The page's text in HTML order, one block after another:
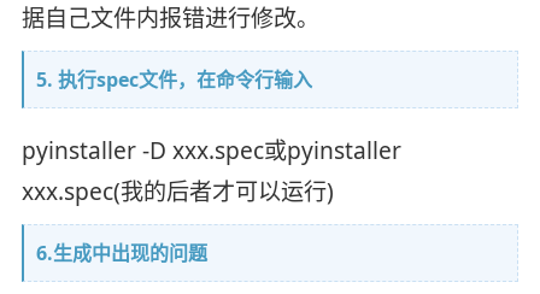
据自己文件内报错进行修改。
5. 执行spec文件，在命令行输入
pyinstaller -D xxx.spec或pyinstaller
xxx.spec(我的后者才可以运行)
6.生成中出现的问题